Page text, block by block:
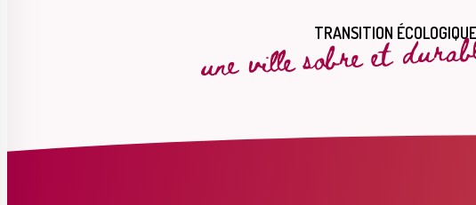
TRANSITION ÉCOLOGIQUE
une ville sobre et